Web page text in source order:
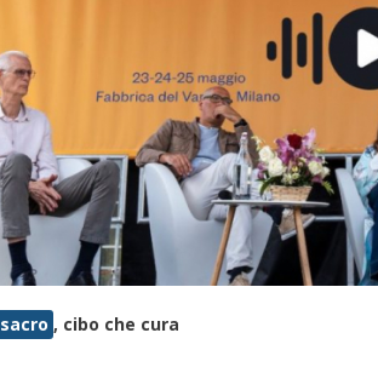
sacro , cibo che cura